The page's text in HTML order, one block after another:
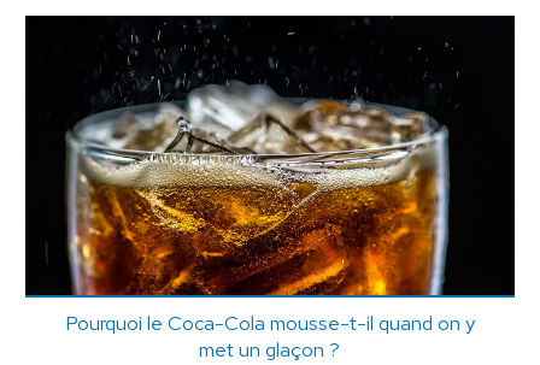
Pourquoi le Coca-Cola mousse-t-il quand on y
met un glaçon ?